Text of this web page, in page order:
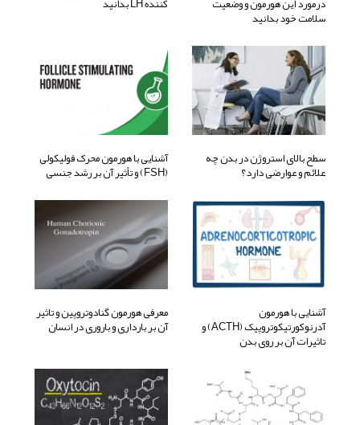
درمورد این هورمون و وضعیت
سلامت خود بدانید
کننده LH بدانید
سطح بالای استروژن در بدن چه
علائم و عوارضی دارد؟
آشنایی با هورمون محرک فولیکولی
(FSH) و تأثیر آن بر رشد جنسی
آشنایی با هورمون
آدرنوکورتیکوتروپیک (ACTH) و
تاثیرات آن بر روی بدن
معرفی هورمون گنادوتروپین و تاثیر
آن بر بارداری و باروری در انسان